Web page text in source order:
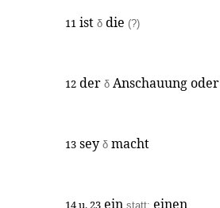
11 ist δ die (?)
12 der δ Anschauung oder
13 sey δ macht
14 u. 23 ein statt: einen